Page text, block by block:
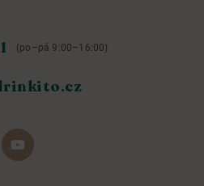
(po–pá 9:00–16:00)